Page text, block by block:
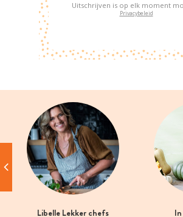
Uitschrijven is op elk moment
Privacybeleid
Libelle Lekker chefs